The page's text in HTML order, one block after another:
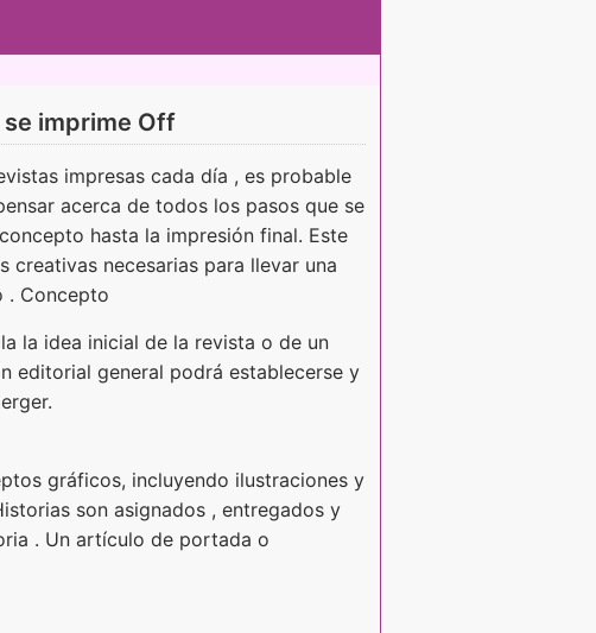
se imprime Off
impresas cada día , es probable
acerca de todos los pasos que se
hasta la impresión final. Este
necesarias para llevar una
. Concepto
la idea inicial de la revista o de un
editorial general podrá establecerse y
gráficos, incluyendo ilustraciones y
son asignados , entregados y
. Un artículo de portada o